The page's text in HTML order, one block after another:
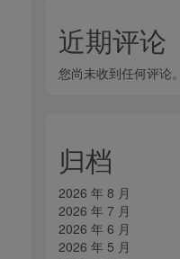
近期评论
您尚未收到任何评论。
归档
2026 年 8 月
2026 年 7 月
2026 年 6 月
2026 年 5 月